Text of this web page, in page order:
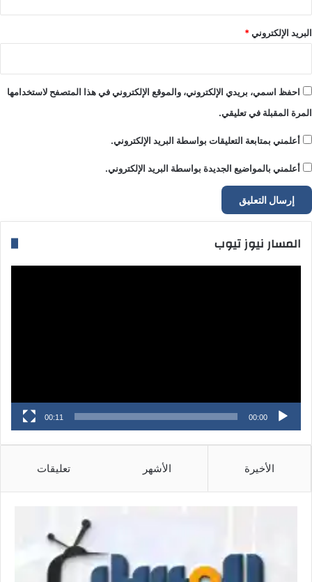
البريد الإلكتروني*
احفظ اسمي، بريدي الإلكتروني، والموقع الإلكتروني في هذا المتصفح لاستخدامها
المرة المقبلة في تعليقي.
أعلمني بمتابعة التعليقات بواسطة البريد الإلكتروني.
أعلمني بالمواضيع الجديدة بواسطة البريد الإلكتروني.
المسار نيوز تيوب
00:00
00:11
الأخيرة الأشهر تعليقات